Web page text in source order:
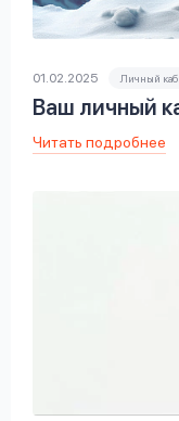
01.02.2025 Личный
Ваш личный
Читать подробнее
вопрос данных